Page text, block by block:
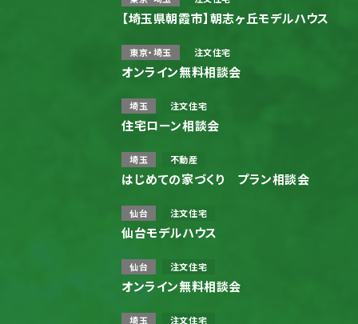
【埼玉県朝霞市】朝志ヶ丘モデルハウス
東京・埼玉 注文住宅
オンライン無料相談会
埼玉 注文住宅
住宅ローン相談会
埼玉 不動産
はじめての家づくり プラン相談会
仙台 注文住宅
仙台モデルハウス
仙台 注文住宅
オンライン無料相談会
埼玉 注文住宅